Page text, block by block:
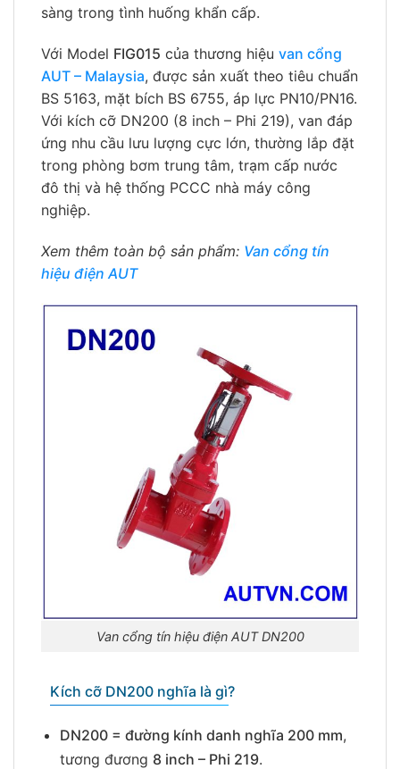
sàng trong tình huống khẩn cấp.
Với Model FIG015 của thương hiệu van cổng
AUT – Malaysia, được sản xuất theo tiêu chuẩn
BS 5163, mặt bích BS 6755, áp lực PN10/PN16.
Với kích cỡ DN200 (8 inch – Phi 219), van đáp
ứng nhu cầu lưu lượng cực lớn, thường lắp đặt
trong phòng bơm trung tâm, trạm cấp nước
đô thị và hệ thống PCCC nhà máy công
nghiệp.
Xem thêm toàn bộ sản phẩm: Van cổng tín
hiệu điện AUT
Van cổng tín hiệu điện AUT DN200
Kích cỡ DN200 nghĩa là gì?
DN200 = đường kính danh nghĩa 200 mm,
tương đương 8 inch – Phi 219.